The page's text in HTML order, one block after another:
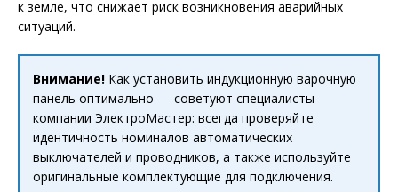
к земле, что снижает риск возникновения аварийных
ситуаций.
Внимание! Как установить индукционную варочную
панель оптимально — советуют специалисты
компании ЭлектроМастер: всегда проверяйте
идентичность номиналов автоматических
выключателей и проводников, а также используйте
оригинальные комплектующие для подключения.